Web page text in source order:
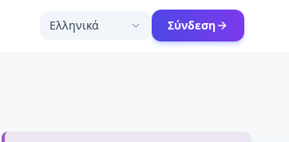
Ελληνικά Σύνδεση